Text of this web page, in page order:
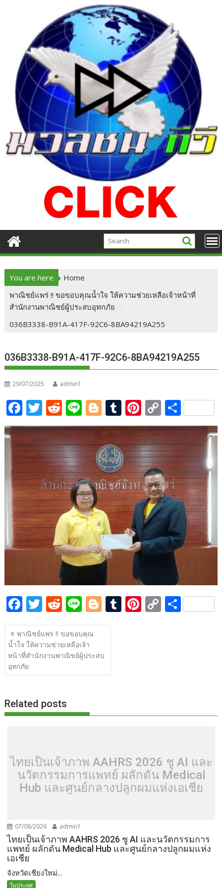
You are here
Home
พาณิชย์แพร่ !! ขอขอบคุณน้ำใจ ให้ความช่วยเหลือเจ้าหน้าที่
สำนักงานพาณิชย์ผู้ประสบอุทกภัย
036B3338-B91A-417F-92C6-8BA94219A255
036B3338-B91A-417F-92C6-8BA94219A255
29/07/2025 admin1
F
ac
e
b
o
k
T
w
itt
er
R
e
d
di
t
Li
n
e
Bl
o
g
g
er
T
u
m
bl
r
Pi
nt
er
e
st
C
o
p
y
Li
n
k
S
h
ar
e
F
ac
e
b
o
k
T
w
itt
er
R
e
d
di
Li
n
e
Bl
o
g
T Pi C S
แนะแนว
เรื่อง
พาณิชย์แพร่ !! ขอขอบคุณ
น้ำใจ ให้ความช่วยเหลือเจ้า
หน้าที่สำนักงานพาณิชย์ผู้ประสบ
อุทกภัย
Related posts
ไทยเป็นเจ้าภาพ AAHRS 2026 ชู AI และ
นวัตกรรมการแพทย์ ผลักดัน Medical
Hub และศูนย์กลางปลูกผมแห่งเอเชีย
07/08/2026 admin1
ไทยเป็นเจ้าภาพ AAHRS 2026 ชู AI และนวัตกรรมการ
แพทย์ ผลักดัน Medical Hub และศูนย์กลางปลูกผมแห่ง
เอเชีย
จังหวัดเชียงใหม่...
ในประทศ